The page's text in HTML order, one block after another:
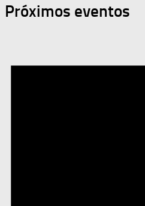
Próximos eventos